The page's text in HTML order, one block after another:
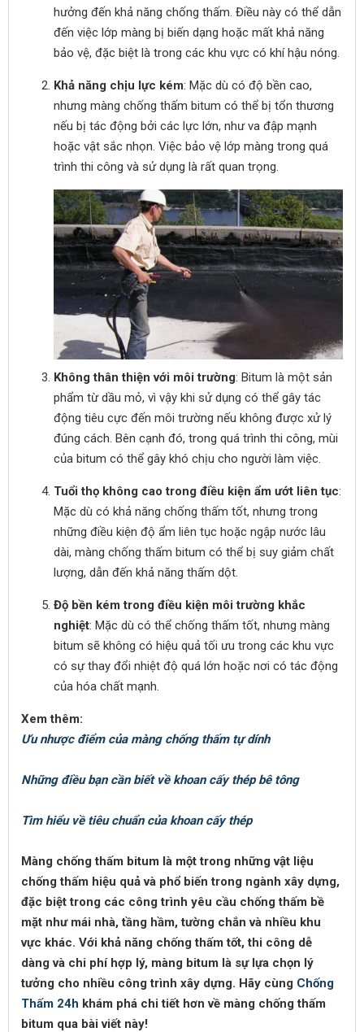
hưởng đến khả năng chống thấm. Điều này có thể dẫn
đến việc lớp màng bị biến dạng hoặc mất khả năng
bảo vệ, đặc biệt là trong các khu vực có khí hậu nóng.
Khả năng chịu lực kém: Mặc dù có độ bền cao,
nhưng màng chống thấm bitum có thể bị tổn thương
nếu bị tác động bởi các lực lớn, như va đập mạnh
hoặc vật sắc nhọn. Việc bảo vệ lớp màng trong quá
trình thi công và sử dụng là rất quan trọng.
Không thân thiện với môi trường: Bitum là một sản
phẩm từ dầu mỏ, vì vậy khi sử dụng có thể gây tác
động tiêu cực đến môi trường nếu không được xử lý
đúng cách. Bên cạnh đó, trong quá trình thi công, mùi
của bitum có thể gây khó chịu cho người làm việc.
Tuổi thọ không cao trong điều kiện ẩm ướt liên tục:
Mặc dù có khả năng chống thấm tốt, nhưng trong
những điều kiện độ ẩm liên tục hoặc ngập nước lâu
dài, màng chống thấm bitum có thể bị suy giảm chất
lượng, dẫn đến khả năng thấm dột.
Độ bền kém trong điều kiện môi trường khắc
nghiệt: Mặc dù có thể chống thấm tốt, nhưng màng
bitum sẽ không có hiệu quả tối ưu trong các khu vực
có sự thay đổi nhiệt độ quá lớn hoặc nơi có tác động
của hóa chất mạnh.
Xem thêm:
Ưu nhược điểm của màng chống thấm tự dính
Những điều bạn cần biết về khoan cấy thép bê tông
Tìm hiểu về tiêu chuẩn của khoan cấy thép
Màng chống thấm bitum là một trong những vật liệu
chống thấm hiệu quả và phổ biến trong ngành xây dựng,
đặc biệt trong các công trình yêu cầu chống thấm bề
mặt như mái nhà, tầng hầm, tường chắn và nhiều khu
vực khác. Với khả năng chống thấm tốt, thi công dễ
dàng và chi phí hợp lý, màng bitum là sự lựa chọn lý
tưởng cho nhiều công trình xây dựng. Hãy cùng Chống
Thấm 24h khám phá chi tiết hơn về màng chống thấm
bitum qua bài viết này!